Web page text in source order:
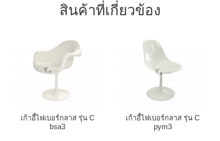
สินค้าที่เกี่ยวข้อง
เก้าอี้ไฟเบอร์กลาส รุ่น C
bsa3
เก้าอี้ไฟเบอร์กลาส รุ่น C
pym3